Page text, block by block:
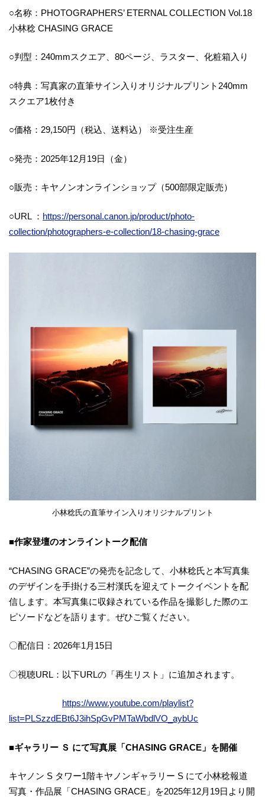
○名称：PHOTOGRAPHERS’ ETERNAL COLLECTION Vol.18
小林稔 CHASING GRACE
○判型：240mmスクエア、80ページ、ラスター、化粧箱入り
○特典：写真家の直筆サイン入りオリジナルプリント240mm
スクエア1枚付き
○価格：29,150円（税込、送料込） ※受注生産
○発売：2025年12月19日（金）
○販売：キヤノンオンラインショップ（500部限定販売）
○URL ： https://personal.canon.jp/product/photo-
collection/photographers-e-collection/18-chasing-grace
小林稔氏の直筆サイン入りオリジナルプリント
■作家登壇のオンライントーク配信
“CHASING GRACE”の発売を記念して、小林稔氏と本写真集
のデザインを手掛ける三村漢氏を迎えてトークイベントを配
信します。本写真集に収録されている作品を撮影した際のエ
ピソードなどを語ります。ぜひご覧ください。
〇配信日：2026年1月15日
〇視聴URL：以下URLの「再生リスト」に追加されます。
https://www.youtube.com/playlist?
list=PLSzzdEBt6J3ihSpGvPMTaWbdlVO_aybUc
■ギャラリー Ｓ にて写真展「CHASING GRACE」を開催
キヤノン S タワー1階キヤノンギャラリー S にて小林稔報道
写真・作品展「CHASING GRACE」を2025年12月19日より開